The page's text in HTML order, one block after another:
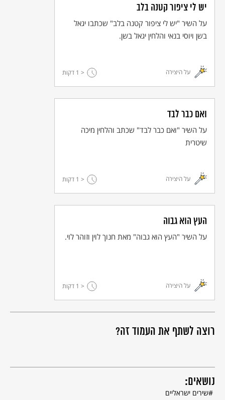
חוזה לך ברח, חוזה לך ברח…
© כל הזכויות שמורות למחבר ולאקו"ם
רוצה לשתף את העמוד זה?
יש לי ציפור קטנה בלב
על השיר "יש לי ציפור קטנה בלב" שכתבו יגאל
בשן ויוסי בנאי והלחין יגאל בשן.
על היצירה < 1 דקות
ואם כבר לבד
על השיר "ואם כבר לבד" שכתב והלחין מיכה
שיטרית
על היצירה < 1 דקות
העץ הוא גבוה
על השיר "העץ הוא גבוה" מאת חנוך לוין וזוהר לוי.
על היצירה < 1 דקות
נושאים:
שירים ישראליים